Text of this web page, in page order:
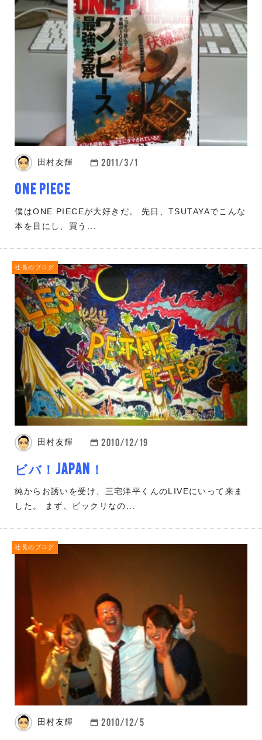
田村友輝 2011/3/1
ONE PIECE
僕はONE PIECEが大好きだ。 先日、TSUTAYAでこんな
本を目にし、買う...
社長のブログ
田村友輝 2010/12/19
ビバ！JAPAN！
純からお誘いを受け、三宅洋平くんのLIVEにいって来ま
した。 まず、ビックリなの...
社長のブログ
田村友輝 2010/12/5